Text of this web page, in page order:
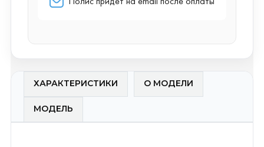
ХАРАКТЕРИСТИКИ О МОДЕЛИ
МОДЕЛЬ